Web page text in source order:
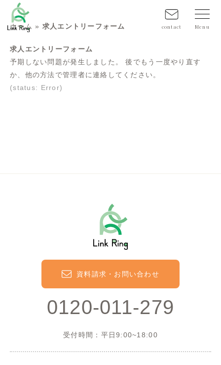
contact
ホーム » 求人エントリーフォーム
求人エントリーフォーム
予期しない問題が発生しました。 後でもう一度やり直す
か、他の方法で管理者に連絡してください。
(status: Error)
0120-011-279
受付時間：平日9:00~18:00
資料請求・お問い合わせ